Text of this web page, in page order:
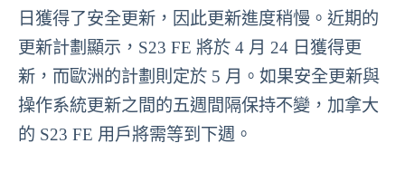
日獲得了安全更新，因此更新進度稍慢。近期的
更新計劃顯示，S23 FE 將於 4 月 24 日獲得更
新，而歐洲的計劃則定於 5 月。如果安全更新與
操作系統更新之間的五週間隔保持不變，加拿大
的 S23 FE 用戶將需等到下週。